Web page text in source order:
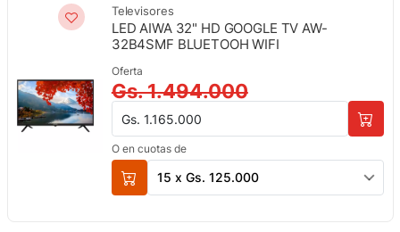
Televisores
LED AIWA 32" HD GOOGLE TV AW-
32B4SMF BLUETOOH WIFI
Oferta
Gs. 1.494.000
Gs. 1.165.000
O en cuotas de
15 x Gs. 125.000